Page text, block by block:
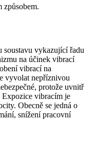
způsobem.
soustavu vykazující řadu
na účinek vibrací
vibrací na
vyvolat nepříznivou
protože uvnitř
vibracím je
Obecně se jedná o
snížení pracovní